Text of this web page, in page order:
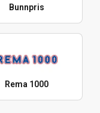
Bunnpris
Rema 1000